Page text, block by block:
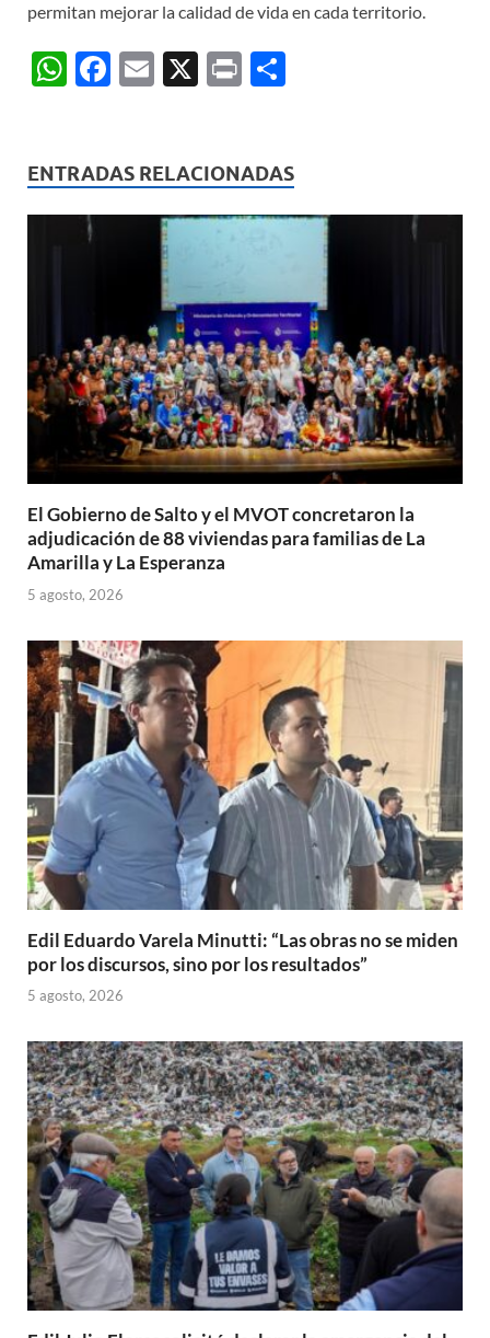
permitan mejorar la calidad de vida en cada territorio.
W
s
A
F
b
o
E
X
P
p
ar
ENTRADAS RELACIONADAS
El Gobierno de Salto y el MVOT concretaron la
adjudicación de 88 viviendas para familias de La
Amarilla y La Esperanza
5 agosto, 2026
Edil Eduardo Varela Minutti: “Las obras no se miden
por los discursos, sino por los resultados”
5 agosto, 2026